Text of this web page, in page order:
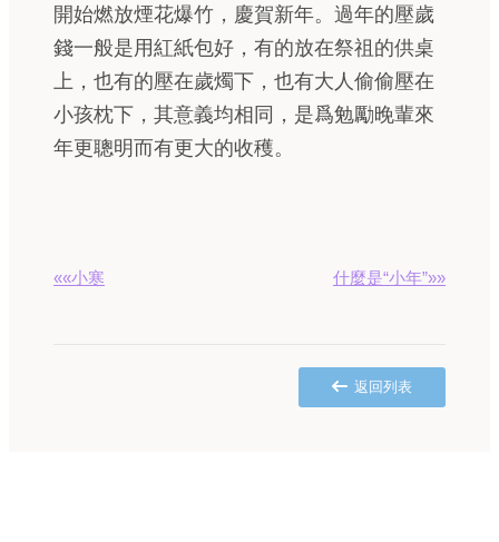
開始燃放煙花爆竹，慶賀新年。過年的壓歲
錢一般是用紅紙包好，有的放在祭祖的供桌
上，也有的壓在歲燭下，也有大人偷偷壓在
小孩枕下，其意義均相同，是爲勉勵晚輩來
年更聰明而有更大的收穫。
««小寒 什麼是“小年”»»
返回列表